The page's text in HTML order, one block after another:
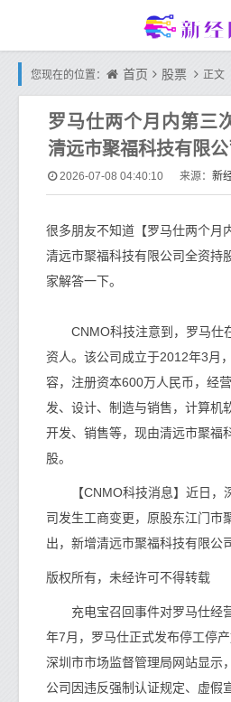
您现在的位置： 首页 股票 正文
罗马仕两个月内第三
清远市聚福科技有限
2026-07-08 04:40:10 来源： 新
很多朋友不知道【罗马仕两个月
清远市聚福科技有限公司全资持
家解答一下。
CNMO科技注意到，罗马仕
资人。该公司成立于2012年3月
容，注册资本600万人民币，经
发、设计、制造与销售，计算机
开发、销售等，现由清远市聚福
股。
【CNMO科技消息】近日，
司发生工商变更，原股东江门市
出，新增清远市聚福科技有限公
版权所有，未经许可不得转载
充电宝召回事件对罗马仕经
年7月，罗马仕正式发布停工停
深圳市市场监督管理局网站显示
公司因违反强制认证规定、虚假